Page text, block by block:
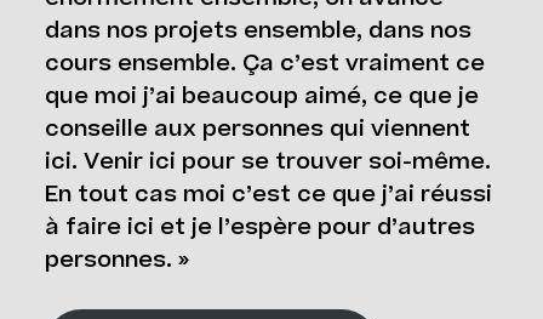
dans nos projets ensemble, dans nos
cours ensemble. Ça c’est vraiment ce
que moi j’ai beaucoup aimé, ce que je
conseille aux personnes qui viennent
ici. Venir ici pour se trouver soi-même.
En tout cas moi c’est ce que j’ai réussi
à faire ici et je l’espère pour d’autres
personnes. »